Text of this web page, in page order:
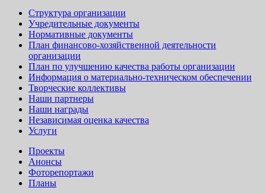
Структура организации
Учредительные документы
Нормативные документы
План финансово-хозяйственной деятельности
организации
План по улучшению качества работы организации
Информация о материально-техническом обеспечении
Творческие коллективы
Наши партнеры
Наши награды
Независимая оценка качества
Услуги
Проекты
Анонсы
Фоторепортажи
Планы